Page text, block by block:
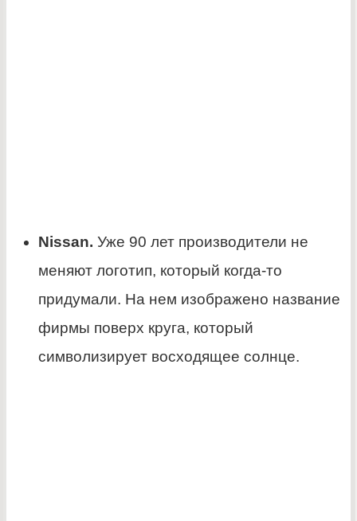
Nissan. Уже 90 лет производители не
меняют логотип, который когда-то
придумали. На нем изображено название
фирмы поверх круга, который
символизирует восходящее солнце.